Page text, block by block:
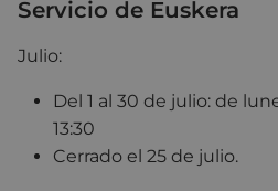
Servicio de Euskera
Julio:
Del 1 al 30 de julio: de
13:30
Cerrado el 25 de julio.